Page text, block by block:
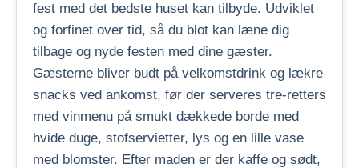
fest med det bedste huset kan tilbyde. Udviklet
og forfinet over tid, så du blot kan læne dig
tilbage og nyde festen med dine gæster.
Gæsterne bliver budt på velkomstdrink og lækre
snacks ved ankomst, før der serveres tre-retters
med vinmenu på smukt dækkede borde med
hvide duge, stofservietter, lys og en lille vase
med blomster. Efter maden er der kaffe og sødt,